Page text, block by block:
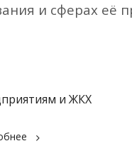
и сферах
и ЖКХ